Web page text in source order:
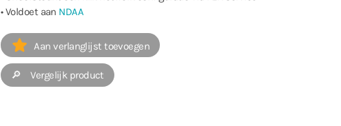
• Voldoet aan NDAA
Aan verlanglijst toevoegen
🔎 Vergelijk product